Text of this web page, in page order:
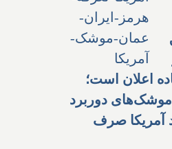
اعلان است؛
موشک‌های دوربرد
آمریکا صرف